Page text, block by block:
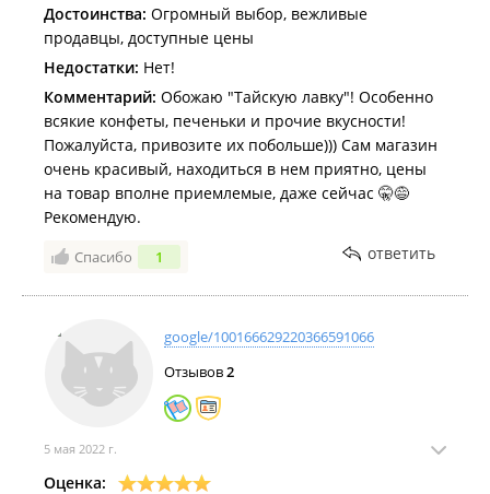
Достоинства: Огромный выбор, вежливые
продавцы, доступные цены
Недостатки: Нет!
Комментарий: Обожаю "Тайскую лавку"! Особенно
всякие конфеты, печеньки и прочие вкусности!
Пожалуйста, привозите их побольше))) Сам магазин
очень красивый, находиться в нем приятно, цены
на товар вполне приемлемые, даже сейчас 🤫😅
Рекомендую.
Спасибо 1 ответить
google/100166629220366591066
Отзывов2
5 мая 2022 г.
Оценка: